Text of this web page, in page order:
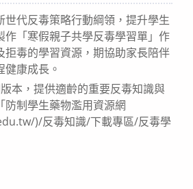
世代反毒策略行動綱領，提升學生
作「寒假親子共學反毒學習單」作
拒毒的學習資源，期協助家長陪伴
康成長。
本，提供適齡的重要反毒知識與
防制學生藥物濫用資源網
)/反毒知識/下載專區/反毒學